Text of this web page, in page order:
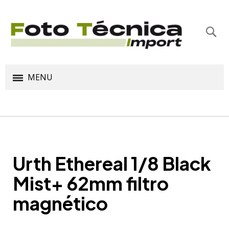
MENU
Urth Ethereal 1/8 Black
Mist+ 62mm filtro
magnético